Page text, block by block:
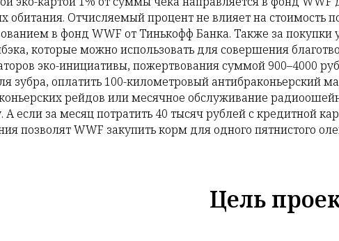
обитания. Отчисляемый процент не влияет на стоимость
в фонд WWF от Тинькофф Банка. Также за
которые можно использовать для совершения
эко-инициативы, пожертвования суммой 900–4000
зубра, оплатить 100-километровый антибраконьерский
рейдов или месячное обслуживание
А если за месяц потратить 40 тысяч рублей с кредитной
позволят WWF закупить корм для одного пятнистого
Цель